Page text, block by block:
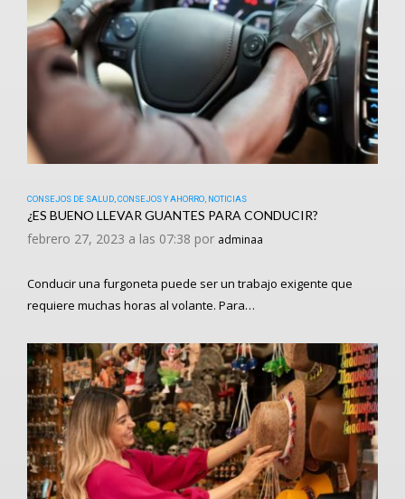
CONSEJOS DE SALUD CONSEJOS Y AHORRO NOTICIAS
¿ES BUENO LLEVAR GUANTES PARA CONDUCIR?
febrero 27, 2023 a las 07:38 por adminaa
Conducir una furgoneta puede ser un trabajo exigente que
requiere muchas horas al volante. Para…